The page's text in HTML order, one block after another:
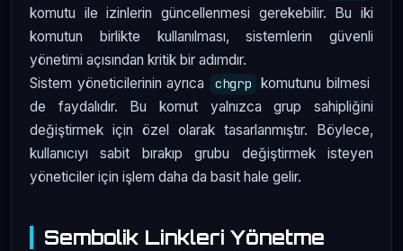
komutu ile izinlerin güncellenmesi gerekebilir. Bu iki
komutun birlikte kullanılması, sistemlerin güvenli
yönetimi açısından kritik bir adımdır.
Sistem yöneticilerinin ayrıca
chgrp
komutunu bilmesi
de faydalıdır. Bu komut yalnızca grup sahipliğini
değiştirmek için özel olarak tasarlanmıştır. Böylece,
kullanıcıyı sabit bırakıp grubu değiştirmek isteyen
yöneticiler için işlem daha da basit hale gelir.
Sembolik Linkleri Yönetme